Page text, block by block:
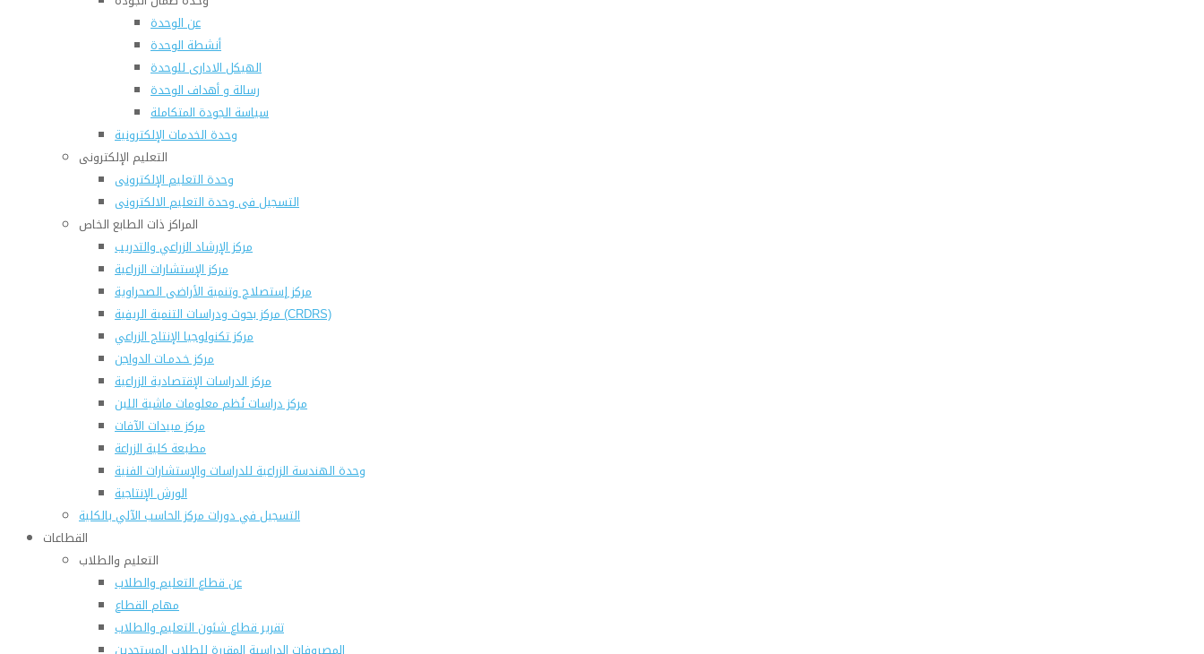
عن الوحدة
أنشطة الوحدة
الهيكل الادارى للوحدة
رسالة و أهداف الوحدة
سياسة الجودة المتكاملة
وحدة الخدمات الإلكترونية
التعليم الإلكترونى
وحدة التعليم الإلكترونى
التسجيل فى وحدة التعليم الالكترونى
المراكز ذات الطابع الخاص
مركز الإرشاد الزراعي والتدريب
مركز الإستشارات الزراعية
مركز إستصلاح وتنمية الأراضى الصحراوية
مركز بحوث ودراسات التنمية الريفية (CRDRS)
مركز تكنولوجيا الإنتاج الزراعي
مركز خـدمـات الدواجن
مركز الدراسات الإقتصادية الزراعية
مركز دراسات نُظم معلومات ماشية اللبن
مركز مبيدات الآفات
مطبعة كلية الزراعة
وحدة الهندسة الزراعية للدراسات والإستشارات الفنية
الورش الإنتاجية
التسجيل في دورات مركز الحاسب الآلي بالكلية
القطاعات
التعليم والطلاب
عن قطاع التعليم والطلاب
مهام القطاع
تقرير قطاع شئون التعليم والطلاب